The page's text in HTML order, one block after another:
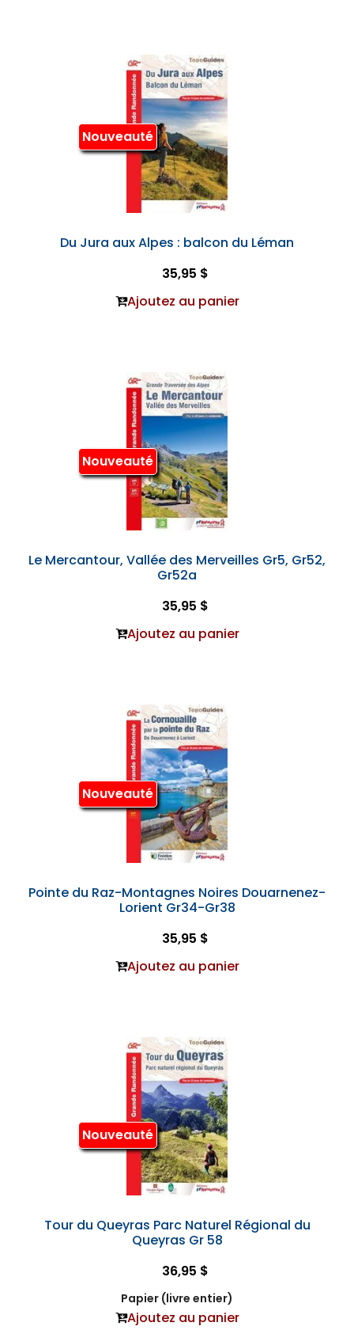
Nouveauté
Du Jura aux Alpes : balcon du Léman
35,95 $
Ajoutez au panier
Nouveauté
Le Mercantour, Vallée des Merveilles Gr5, Gr52,
Gr52a
35,95 $
Ajoutez au panier
Nouveauté
Pointe du Raz-Montagnes Noires Douarnenez-
Lorient Gr34-Gr38
35,95 $
Ajoutez au panier
Nouveauté
Tour du Queyras Parc Naturel Régional du
Queyras Gr 58
36,95 $
Papier (livre entier)
Ajoutez au panier